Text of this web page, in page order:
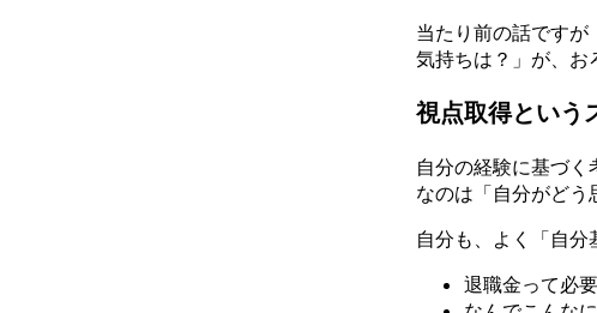
当たり前の話です
気持ちは？」が、お
視点取得という
自分の経験に基づ
なのは「自分がどう
自分も、よく「自分
退職金って必